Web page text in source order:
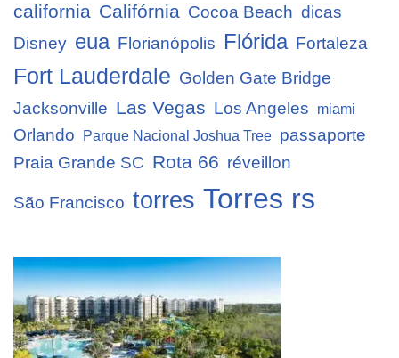
california Califórnia Cocoa Beach dicas
Disney eua Florianópolis Flórida Fortaleza
Fort Lauderdale Golden Gate Bridge
Jacksonville Las Vegas Los Angeles miami
Orlando Parque Nacional Joshua Tree passaporte
Praia Grande SC Rota 66 réveillon
São Francisco torres Torres rs